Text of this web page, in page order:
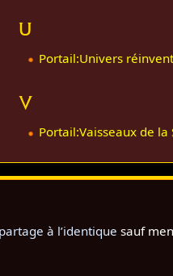
U
Portail:Univers
V
Portail:Vaisseaux de
à l’identique sauf